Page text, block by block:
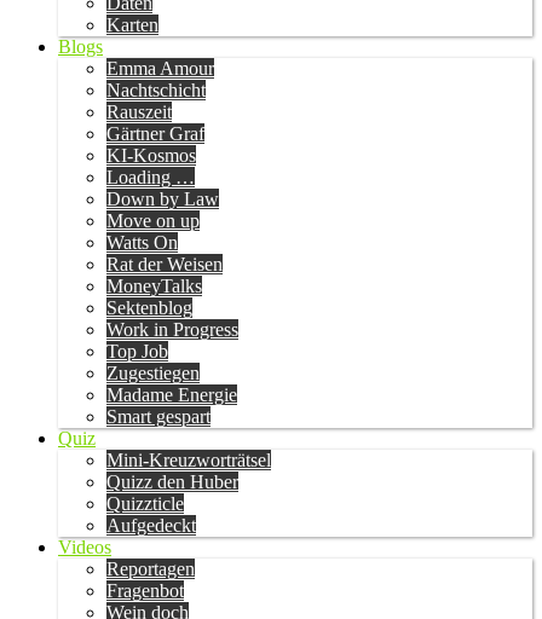
Karten
Blogs
Emma Amour
Nachtschicht
Rauszeit
Gärtner Graf
KI-Kosmos
Loading …
Down by Law
Move on up
Watts On
Rat der Weisen
MoneyTalks
Sektenblog
Work in Progress
Top Job
Zugestiegen
Madame Energie
Smart gespart
Quiz
Mini-Kreuzworträtsel
Quizz den Huber
Quizzticle
Aufgedeckt
Videos
Reportagen
Fragenbot
Wein doch